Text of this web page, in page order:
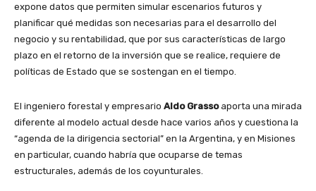
expone datos que permiten simular escenarios futuros y
planificar qué medidas son necesarias para el desarrollo del
negocio y su rentabilidad, que por sus características de largo
plazo en el retorno de la inversión que se realice, requiere de
políticas de Estado que se sostengan en el tiempo.
El ingeniero forestal y empresario Aldo Grassoaporta una mirada
diferente al modelo actual desde hace varios años y cuestiona la
“agenda de la dirigencia sectorial” en la Argentina, y en Misiones
en particular, cuando habría que ocuparse de temas
estructurales, además de los coyunturales.